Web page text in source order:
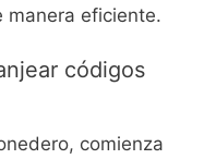
manera eficiente.
códigos
comienza